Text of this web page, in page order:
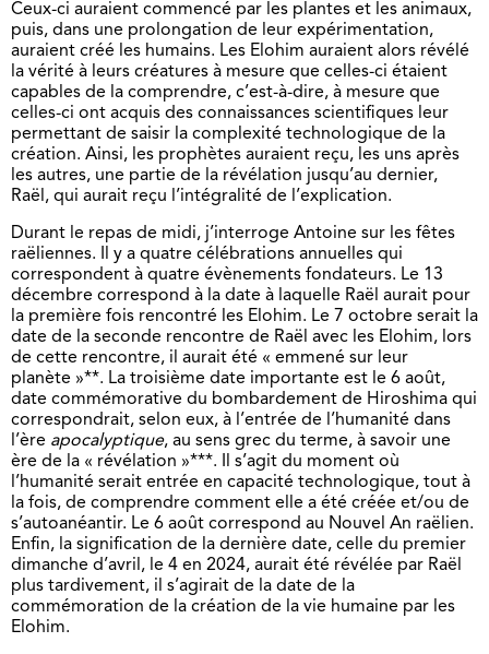
Ceux-ci auraient commencé par les plantes et les animaux,
puis, dans une prolongation de leur expérimentation,
auraient créé les humains. Les Elohim auraient alors révélé
la vérité à leurs créatures à mesure que celles-ci étaient
capables de la comprendre, c’est-à-dire, à mesure que
celles-ci ont acquis des connaissances scientifiques leur
permettant de saisir la complexité technologique de la
création. Ainsi, les prophètes auraient reçu, les uns après
les autres, une partie de la révélation jusqu’au dernier,
Raël, qui aurait reçu l’intégralité de l’explication.
Durant le repas de midi, j’interroge Antoine sur les fêtes
raëliennes. Il y a quatre célébrations annuelles qui
correspondent à quatre évènements fondateurs. Le 13
décembre correspond à la date à laquelle Raël aurait pour
la première fois rencontré les Elohim. Le 7 octobre serait la
date de la seconde rencontre de Raël avec les Elohim, lors
de cette rencontre, il aurait été « emmené sur leur
planète »**. La troisième date importante est le 6 août,
date commémorative du bombardement de Hiroshima qui
correspondrait, selon eux, à l’entrée de l’humanité dans
l’ère apocalyptique, au sens grec du terme, à savoir une
ère de la « révélation »***. Il s’agit du moment où
l’humanité serait entrée en capacité technologique, tout à
la fois, de comprendre comment elle a été créée et/ou de
s’autoanéantir. Le 6 août correspond au Nouvel An raëlien.
Enfin, la signification de la dernière date, celle du premier
dimanche d’avril, le 4 en 2024, aurait été révélée par Raël
plus tardivement, il s’agirait de la date de la
commémoration de la création de la vie humaine par les
Elohim.